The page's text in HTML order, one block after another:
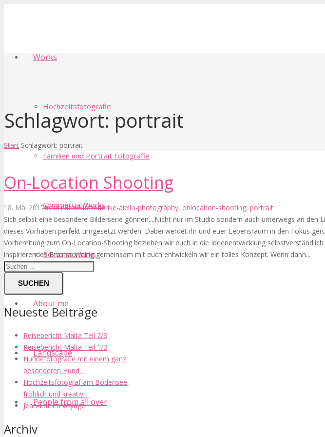
Works
Hochzeitsfotografie
Familien und Portrait Fotografie
Commercial Works
Personal Works
About me
Landscape
People from all over
Schlagwort: portrait
Start Schlagwort: portrait
On-Location Shooting
18. Mai 2017frederikeaiellofrederike-aiello-photography, onlocation-shooting, portrait
Sich selbst eine besondere Bilderserie gönnen....Nicht nur im Studio sondern auch unterwegs an den
dieses Vorhaben perfekt umgesetzt werden. Dabei werdet ihr und euer Lebensraum in den Fokus
Vorbereitung zum On-Location-Shooting beziehen wir euch in die Ideenentwicklung
inspirierendes Brainstorming gemeinsam mit euch entwickeln wir ein tolles Konzept. Wenn dann...
SUCHEN
Neueste Beiträge
Reisebericht Malta Teil 2/3
Reisebericht Malta Teil 1/3
Hundefotografie mit einem ganz
besonderen Hund…
Hochzeitsfotograf am Bodensee,
fröhlich und kreativ…
Jean-Luc en voyage
Archiv